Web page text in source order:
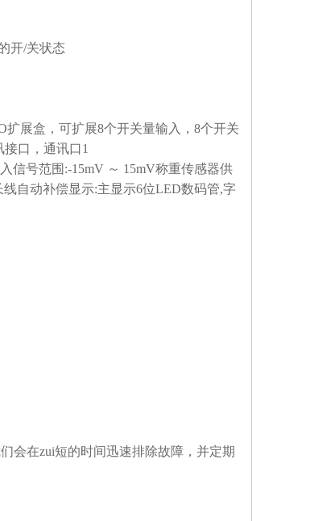
开/关状态
扩展盒，可扩展8个开关量输入， 8个开关
口，通讯口1
信号范围 :-15mV ～ 15mV称重传感器供
线自动补偿显示:主显示6位LED数码管,字
会在zui短的时间迅速排除故障，并定期